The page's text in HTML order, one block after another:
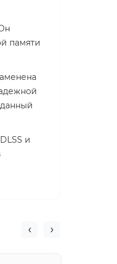
памяти
и